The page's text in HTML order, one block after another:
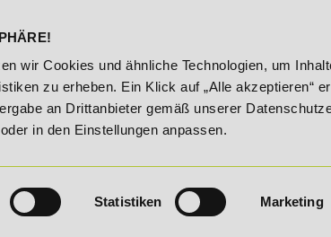
wir Cookies und ähnliche Technologien, um
zu erheben. Ein Klick auf „Alle akzeptieren“
an Drittanbieter gemäß unserer
in den Einstellungen anpassen.
Statistiken Marketing
- Bildungsroute! 20% Rabatt bis
K L O P